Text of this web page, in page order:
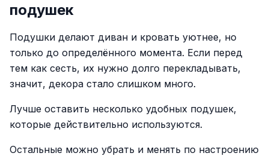
подушек
Подушки делают диван и кровать уютнее, но
только до определённого момента. Если перед
тем как сесть, их нужно долго перекладывать,
значит, декора стало слишком много.
Лучше оставить несколько удобных подушек,
которые действительно используются.
Остальные можно убрать и менять по настроению